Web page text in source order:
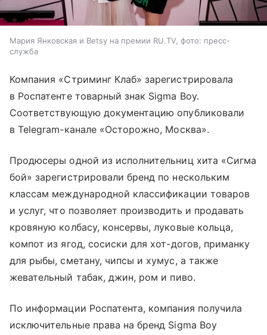
Мария Янковская и Betsy на премии RU.TV, фото: пресс-
служба
Компания «Стриминг Клаб» зарегистрировала
в Роспатенте товарный знак Sigma Boy.
Соответствующую документацию опубликовали
в Telegram-канале «Осторожно, Москва».
Продюсеры одной из исполнительниц хита «Сигма
бой» зарегистрировали бренд по нескольким
классам международной классификации товаров
и услуг, что позволяет производить и продавать
кровяную колбасу, консервы, луковые кольца,
компот из ягод, сосиски для хот-догов, приманку
для рыбы, сметану, чипсы и хумус, а также
жевательный табак, джин, ром и пиво.
По информации Роспатента, компания получила
исключительные права на бренд Sigma Boy